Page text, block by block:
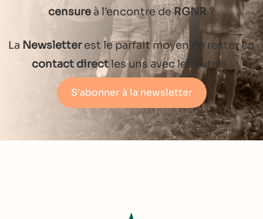
censureà l’encontre deRGNR?
La Newsletterest le parfait moyen de rester en
contact directles uns avec les autres.
S'abonner à la newsletter